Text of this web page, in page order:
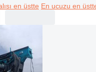
en üstte En ucuzu en